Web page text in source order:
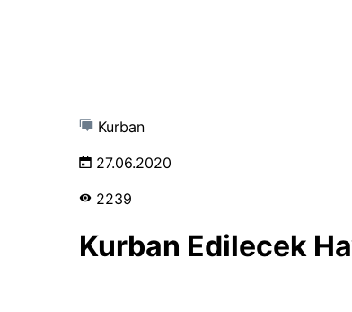
Kurban
27.06.2020
2239
Kurban Edilecek